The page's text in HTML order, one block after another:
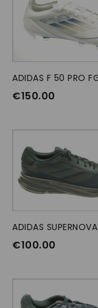
OPTIES
ADIDAS F 50 PRO
€150.00
OPTIES
ADIDAS SUPERNOVA
€100.00